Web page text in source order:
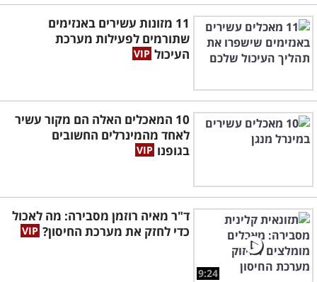
11 מזונות עשירים באנזימים
שתורמים לפעילות מערכת
העיכול
10 המאכלים האלה הם מקור עשיר
לאחד מהמינרלים החשובים
בגופנו
9:24
ד"ר מאיה רוזמן מסבירה: מה לאכול
כדי לחזק את מערכת החיסון?